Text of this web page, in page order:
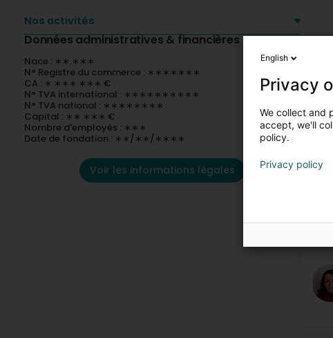
Nos activités
Données administratives & financières
Nace : ∗∗.∗∗∗
N° Registre du commerce : ∗∗∗∗∗∗∗
CA : ∗ ∗∗∗ ∗∗∗ €
N° TVA international : ∗∗∗∗∗∗∗∗∗∗
N° TVA national : ∗∗∗∗∗∗∗∗
Capital : ∗∗ ∗∗∗ €
Nombre d'employés : ∗∗∗
Date de fondation : ∗∗/∗∗/∗∗∗∗
Voir les informations légales
English
Privacy
We collect and
accept, we'll
policy.
Privacy policy